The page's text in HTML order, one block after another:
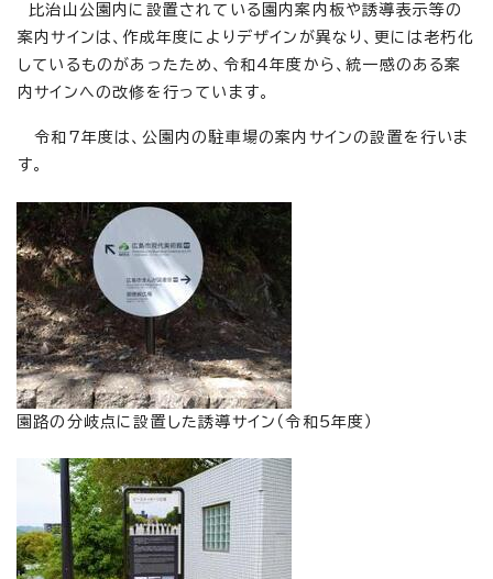
比治山公園内に設置されている園内案内板や誘導表示等の
案内サインは、作成年度によりデザインが異なり、更には老朽化
しているものがあったため、令和4年度から、統一感のある案
内サインへの改修を行っています。
令和7年度は、公園内の駐車場の案内サインの設置を行いま
す。
園路の分岐点に設置した誘導サイン（令和5年度）